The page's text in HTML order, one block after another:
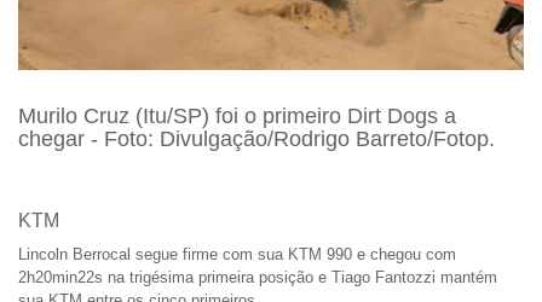
Murilo Cruz (Itu/SP) foi o primeiro Dirt Dogs a
chegar - Foto: Divulgação/Rodrigo Barreto/Fotop.
KTM
Lincoln Berrocal segue firme com sua KTM 990 e chegou com
2h20min22s na trigésima primeira posição e Tiago Fantozzi mantém